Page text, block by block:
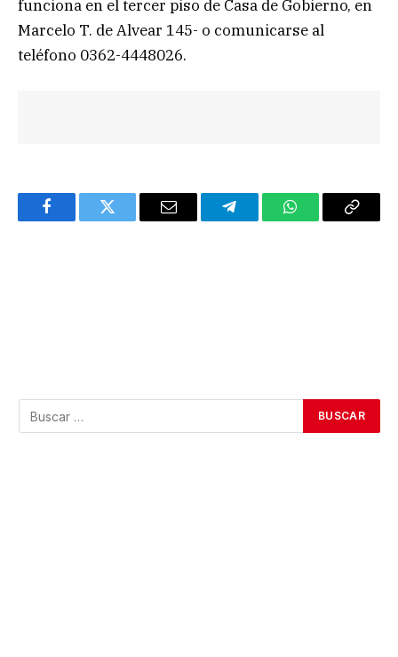
funciona en el tercer piso de Casa de Gobierno, en
Marcelo T. de Alvear 145- o comunicarse al
teléfono 0362-4448026.
FacebookTwitter Email TelegramWhatsAppCopy